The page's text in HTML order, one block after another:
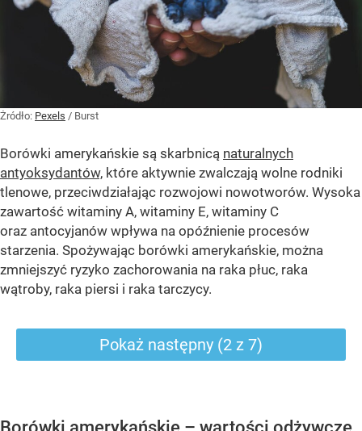
Żródło: Pexels / Burst
Borówki amerykańskie są skarbnicą naturalnych
antyoksydantów, które aktywnie zwalczają wolne rodniki
tlenowe, przeciwdziałając rozwojowi nowotworów. Wysoka
zawartość witaminy A, witaminy E, witaminy C
oraz antocyjanów wpływa na opóźnienie procesów
starzenia. Spożywając borówki amerykańskie, można
zmniejszyć ryzyko zachorowania na raka płuc, raka
wątroby, raka piersi i raka tarczycy.
Pokaż następny (2 z 7)